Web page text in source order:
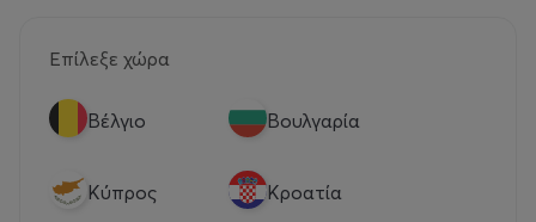
Επίλεξε χώρα
Βέλγιο Βουλγαρία
Κύπρος Κροατία